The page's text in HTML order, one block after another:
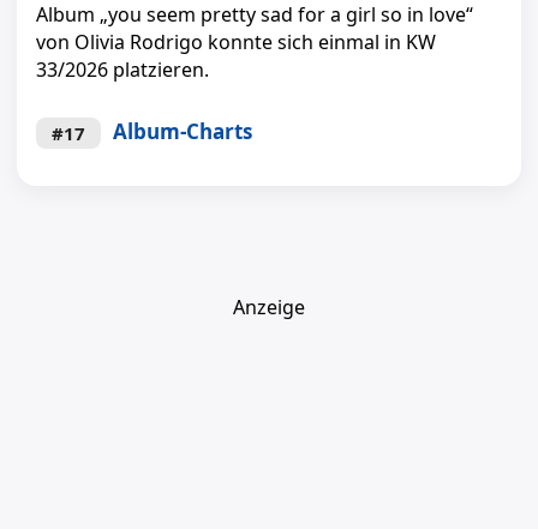
Album „you seem pretty sad for a girl so in love“
von Olivia Rodrigo konnte sich einmal in KW
33/2026 platzieren.
#17 Album-Charts
Anzeige